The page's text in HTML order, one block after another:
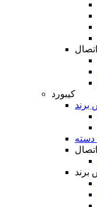
کیبورد
برند
دسته
برند